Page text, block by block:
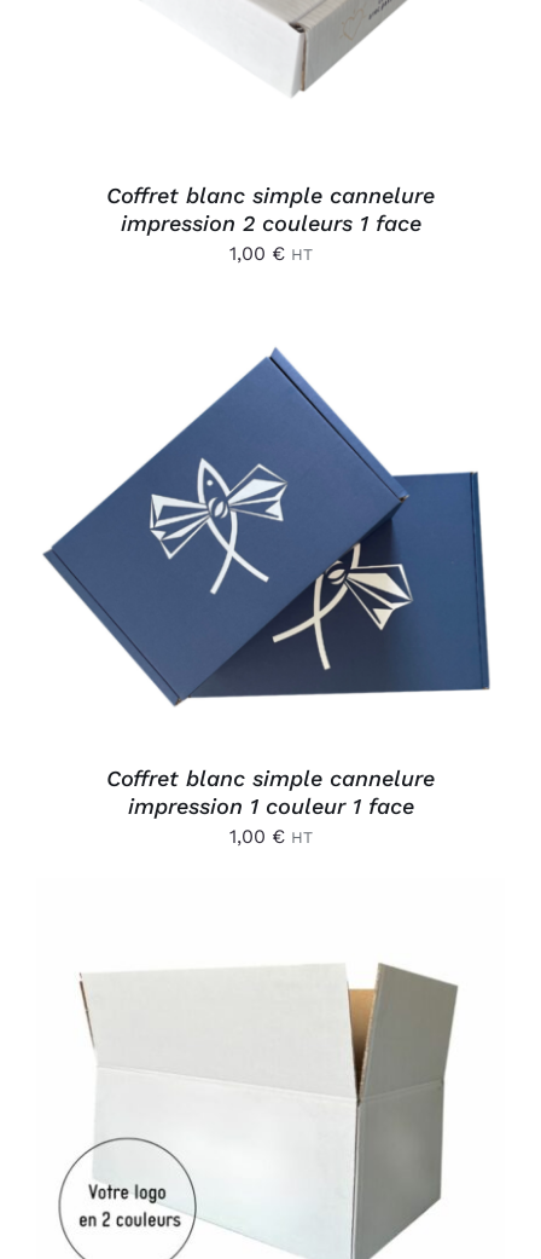
Coffret blanc simple cannelure
impression 2 couleurs 1 face
1,00 € HT
AJOUTER AU PANIER
Coffret blanc simple cannelure
impression 1 couleur 1 face
1,00 € HT